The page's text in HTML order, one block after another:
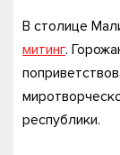
В столице
митинг.
республики.